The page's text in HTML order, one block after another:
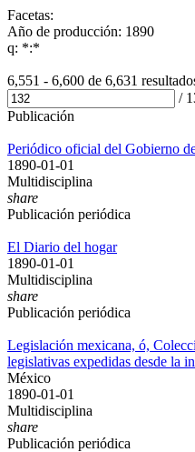
Facetas:
Año de producción: 1890
q: *:*
6,551 - 6,600 de 6,631
/
Publicación
Periódico oficial del Gobierno
1890-01-01
Multidisciplina
share
Publicación periódica
El Diario del hogar
1890-01-01
Multidisciplina
share
Publicación periódica
Legislación mexicana, ó,
legislativas expedidas desde la
México
1890-01-01
Multidisciplina
share
Publicación periódica